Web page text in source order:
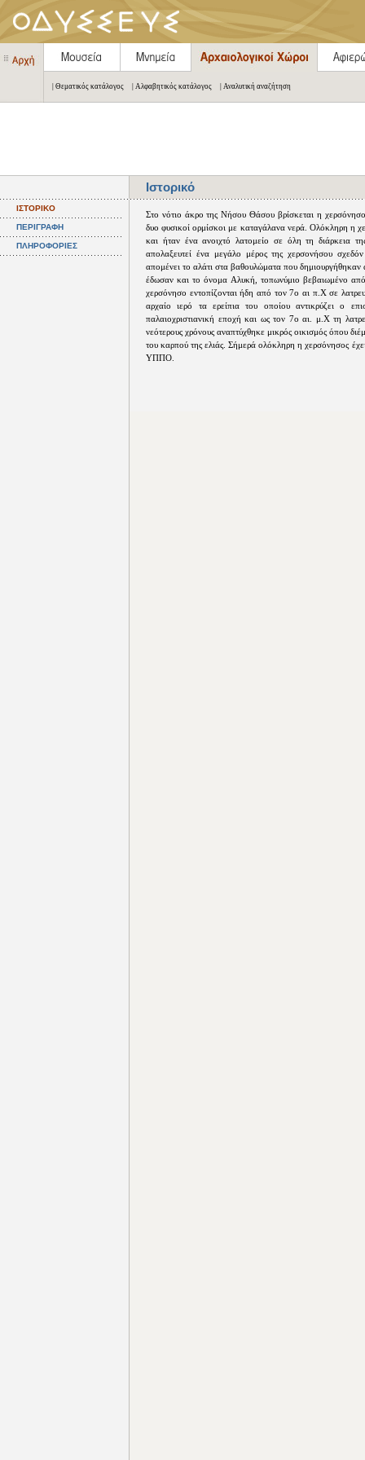
| Θεματικός κατάλογος | Αλφαβητικός κατάλογος | Αναλυτική αναζήτηση
Ιστορικό
ΙΣΤΟΡΙΚΟ
ΠΕΡΙΓΡΑΦΗ
ΠΛΗΡΟΦΟΡΙΕΣ
Στο νότιο άκρο της Νήσου Θάσου βρίσκεται η
δυο φυσικοί ορμίσκοι με καταγάλανα νερά. Ολόκληρη η
και ήταν ένα ανοιχτό λατομείο σε όλη τη διάρκεια
απολαξευτεί ένα μεγάλο μέρος της χερσονήσου
απομένει το αλάτι στα βαθουλώματα που
έδωσαν και το όνομα Αλυκή, τοπωνύμιο βεβαιωμένο
χερσόνησο εντοπίζονται ήδη από τον 7ο αι π.Χ σε
αρχαίο ιερό τα ερείπια του οποίου αντικρύζει ο
παλαιοχριστιανική εποχή και ως τον 7ο αι. μ.Χ τη
νεότερους χρόνους αναπτύχθηκε μικρός οικισμός όπου
του καρπού της ελιάς. Σήμερά ολόκληρη η χερσόνησος
ΥΠΠΟ.